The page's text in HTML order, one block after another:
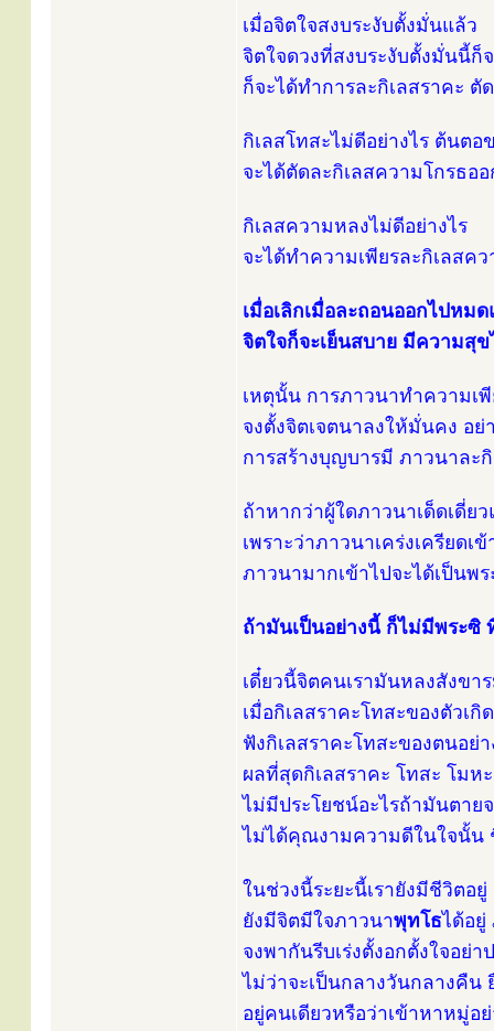
เมื่อจิตใจสงบระงับตั้งมั่นแล้ว
จิตใจดวงที่สงบระงับตั้งมั่นนี้ก็
ก็จะได้ทำการละกิเลสราคะ
กิเลสโทสะไม่ดีอย่างไร ต้นต
จะได้ตัดละกิเลสความโกรธอ
กิเลสความหลงไม่ดีอย่างไร
จะได้ทำความเพียรละกิเลสค
เมื่อเลิกเมื่อละถอนออกไปหม
จิตใจก็จะเย็นสบาย มีความสุ
เหตุนั้น การภาวนาทำความ
จงตั้งจิตเจตนาลงให้มั่นคง อ
การสร้างบุญบารมี ภาวนาละ
ถ้าหากว่าผู้ใดภาวนาเด็ดเดี่ย
เพราะว่าภาวนาเคร่งเครียดเ
ภาวนามากเข้าไปจะได้เป็นพ
ถ้ามันเป็นอย่างนี้ ก็ไม่มีพระซิ
เดี๋ยวนี้จิตคนเรามันหลงสังขา
เมื่อกิเลสราคะโทสะของตัวเ
ฟังกิเลสราคะโทสะของตนอย่า
ผลที่สุดกิเลสราคะ โทสะ โมห
ไม่มีประโยชน์อะไรถ้ามันตา
ไม่ได้คุณงามความดีในใจนั้น
ในช่วงนี้ระยะนี้เรายังมีชีวิตอยู่
ยังมีจิตมีใจภาวนาพุทโธได้อยู่
จงพากันรีบเร่งตั้งอกตั้งใจอย่า
ไม่ว่าจะเป็นกลางวันกลางคืน
อยู่คนเดียวหรือว่าเข้าหาหมู่อ